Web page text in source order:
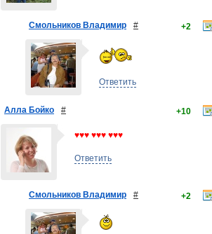
Смольников Владимир # +2
Ответить
Алла Бойко # +10
♥♥♥ ♥♥♥ ♥♥♥
Ответить
Смольников Владимир # +2